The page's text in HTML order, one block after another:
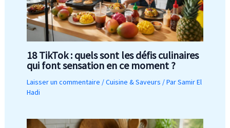
18 TikTok : quels sont les défis culinaires
qui font sensation en ce moment ?
Laisser un commentaire /Cuisine & Saveurs / ParSamir El
Hadi